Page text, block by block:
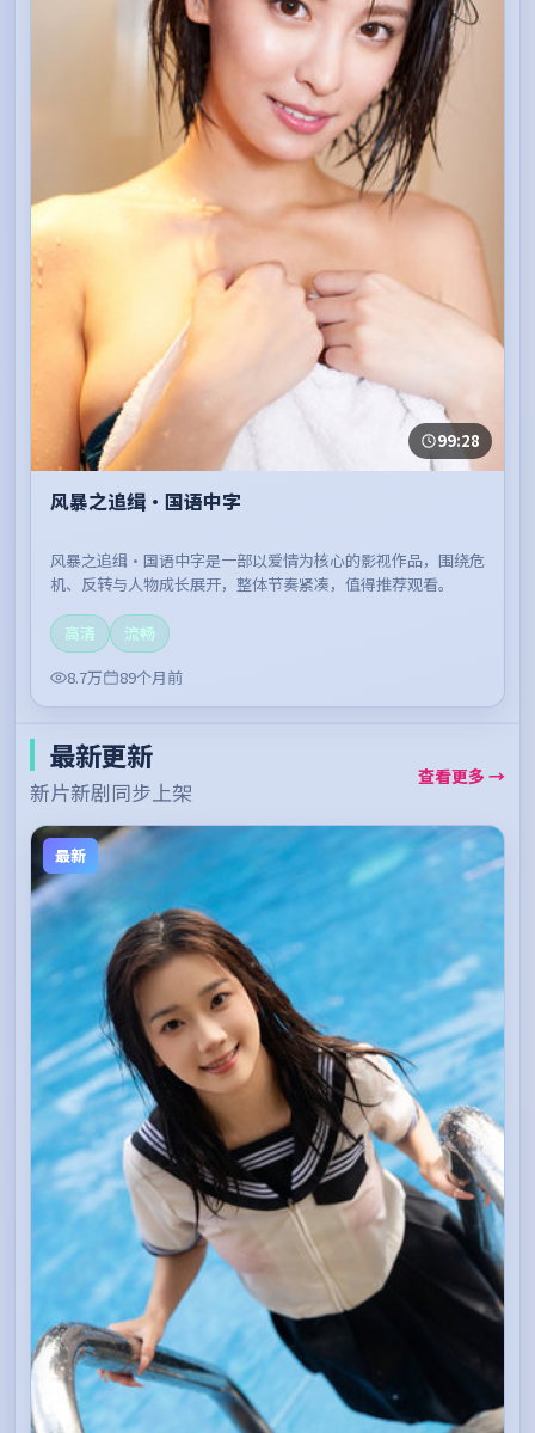
99:28
风暴之追缉·国语中字
风暴之追缉·国语中字是一部以爱情为核心的影视作品，围绕危
机、反转与人物成长展开，整体节奏紧凑，值得推荐观看。
高清
流畅
8.7万
89个月前
最新更新
新片新剧同步上架
查看更多 →
最新